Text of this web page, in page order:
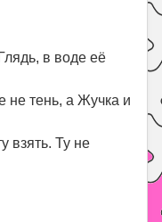
в воде её
не тень, а Жучка и
взять. Ту не